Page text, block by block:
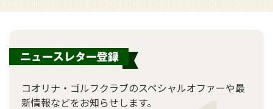
コオリナ・ゴルフクラブのスペシャルオファーや最
新情報などをお知らせします。